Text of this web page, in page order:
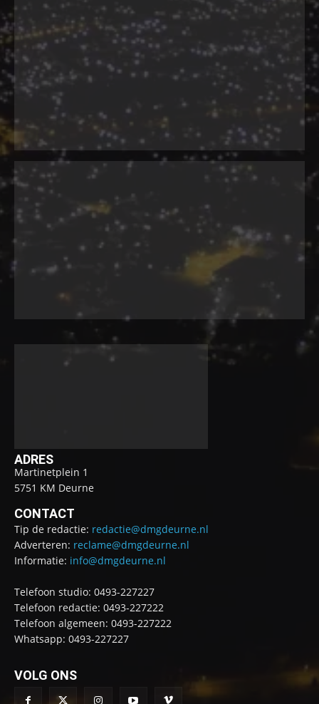
ADRES
Martinetplein 1
5751 KM Deurne
CONTACT
Tip de redactie: redactie@dmgdeurne.nl
Adverteren: reclame@dmgdeurne.nl
Informatie: info@dmgdeurne.nl
Telefoon studio: 0493-227227
Telefoon redactie: 0493-227222
Telefoon algemeen: 0493-227222
Whatsapp: 0493-227227
VOLG ONS